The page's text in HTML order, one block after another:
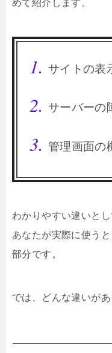
めて紹介します。
サイトの表
サーバーの
管理画面の
わかりやすい違いと
あなたが実際に使う
部分です。
では、どんな違いが